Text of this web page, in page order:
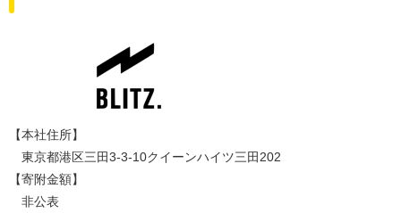
【本社住所】
東京都港区三田3-3-10クイーンハイツ三田202
【寄附金額】
非公表